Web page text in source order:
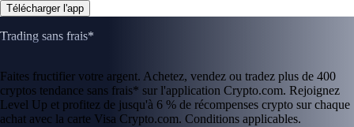
Télécharger l'app
Trading sans frais*
Faites fructifier votre argent. Achetez, vendez ou tradez plus de 400
cryptos tendance sans frais* sur l'application Crypto.com. Rejoignez
Level Up et profitez de jusqu'à 6 % de récompenses crypto sur chaque
achat avec la carte Visa Crypto.com. Conditions applicables.